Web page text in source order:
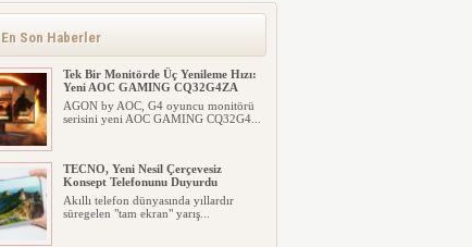
En Son Haberler
Tek Bir Monitörde Üç Yenileme Hızı:
Yeni AOC GAMING CQ32G4ZA
AGON by AOC, G4 oyuncu monitörü
serisini yeni AOC GAMING CQ32G4...
TECNO, Yeni Nesil Çerçevesiz
Konsept Telefonunu Duyurdu
Akıllı telefon dünyasında yıllardır
süregelen "tam ekran" yarış...